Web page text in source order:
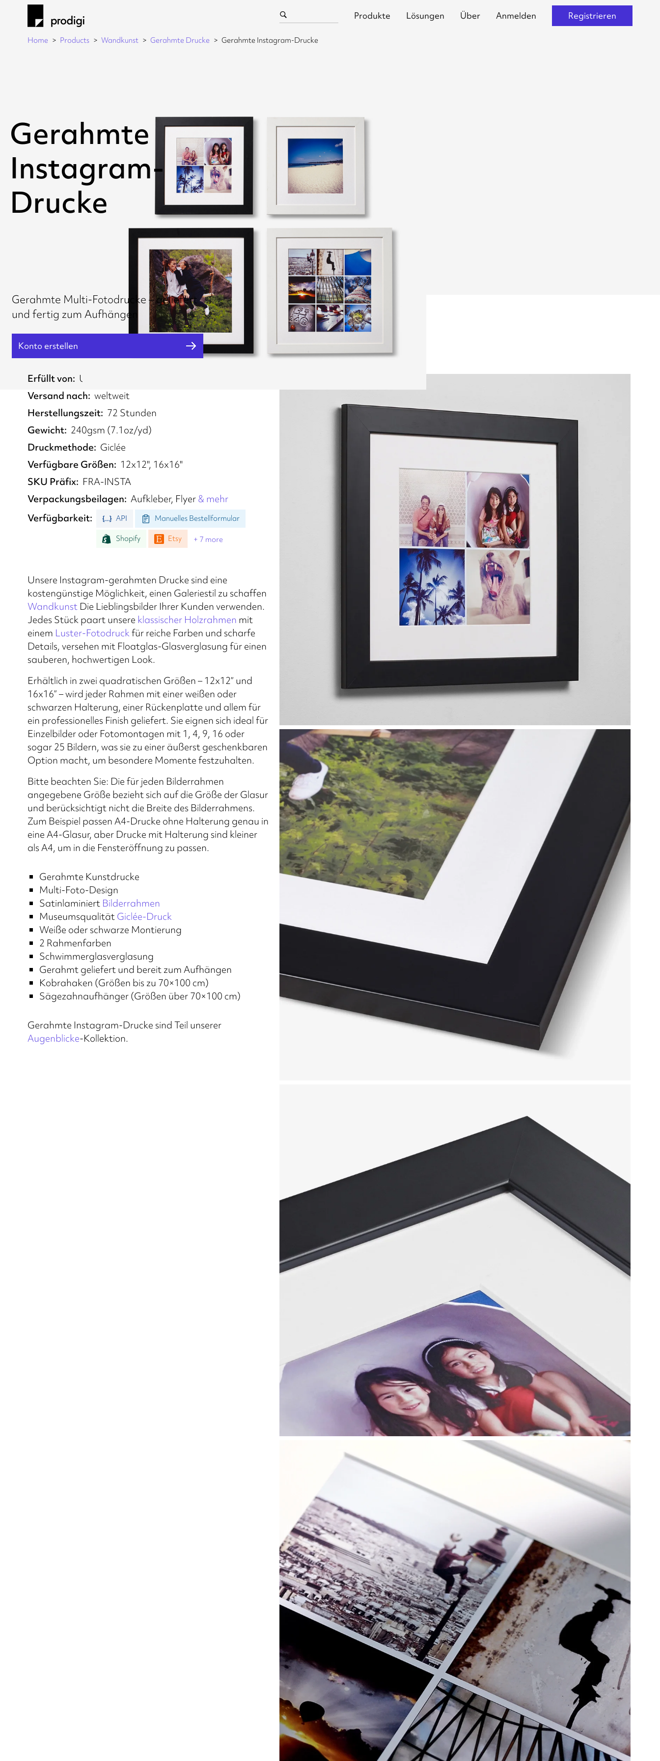
Produkte Lösungen Über Anmelden Registrieren
Home Products Wandkunst Gerahmte Drucke Gerahmte Instagram-Drucke
Gerahmte
Instagram-
Drucke
Gerahmte Multi-Fotodrucke – geliefert
und fertig zum Aufhängen
Konto erstellen
Erfüllt von UK, EU
Versand nach weltweit
Herstellungszeit 72 Stunden
Gewicht 240gsm (7.1oz/yd)
Druckmethode Giclée
Verfügbare Größen 12x12", 16x16"
SKU Präfix FRA-INSTA
Verpackungsbeilagen Aufkleber, Flyer& mehr
Verfügbarkeit
API Manuelles Bestellformular
Shopify Etsy + 7 more
Unsere Instagram-gerahmten Drucke sind eine
kostengünstige Möglichkeit, einen Galeriestil zu schaffen
Wandkunst Die Lieblingsbilder Ihrer Kunden verwenden.
Jedes Stück paart unsere klassischer Holzrahmen mit
einem Luster-Fotodruckfür reiche Farben und scharfe
Details, versehen mit Floatglas-Glasverglasung für einen
sauberen, hochwertigen Look.
Erhältlich in zwei quadratischen Größen – 12x12” und
16x16” – wird jeder Rahmen mit einer weißen oder
schwarzen Halterung, einer Rückenplatte und allem für
ein professionelles Finish geliefert. Sie eignen sich ideal für
Einzelbilder oder Fotomontagen mit 1, 4, 9, 16 oder
sogar 25 Bildern, was sie zu einer äußerst geschenkbaren
Option macht, um besondere Momente festzuhalten.
Bitte beachten Sie: Die für jeden Bilderrahmen
angegebene Größe bezieht sich auf die Größe der Glasur
und berücksichtigt nicht die Breite des Bilderrahmens.
Zum Beispiel passen A4-Drucke ohne Halterung genau in
eine A4-Glasur, aber Drucke mit Halterung sind kleiner
als A4, um in die Fensteröffnung zu passen.
Gerahmte Kunstdrucke
Multi-Foto-Design
Satinlaminiert Bilderrahmen
MuseumsqualitätGiclée-Druck
Weiße oder schwarze Montierung
2 Rahmenfarben
Schwimmerglasverglasung
Gerahmt geliefert und bereit zum Aufhängen
Kobrahaken (Größen bis zu 70×100 cm)
Sägezahnaufhänger (Größen über 70×100 cm)
Gerahmte Instagram-Drucke sind Teil unserer
Augenblicke-Kollektion.